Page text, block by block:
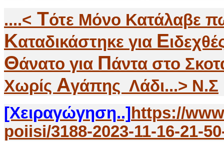
....< Τότε Μόνο Κατάλαβε
Kαταδικάστηκε για E
Θάνατο για Πάντα στο
Χωρίς Αγάπης Λάδι...> Ν.Σ
[Χειραγώγηση..] https://
poiisi/3188-2023-11-16-21-